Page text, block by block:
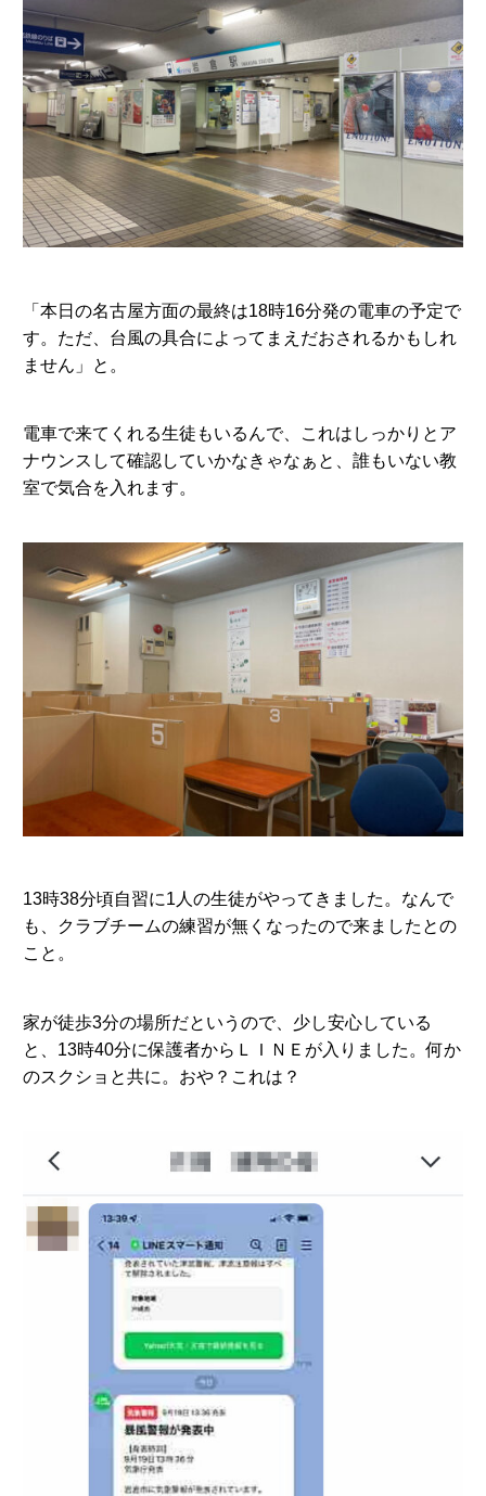
「本日の名古屋方面の最終は18時16分発の電車の予定で
す。ただ、台風の具合によってまえだおされるかもしれ
ません」と。
電車で来てくれる生徒もいるんで、これはしっかりとア
ナウンスして確認していかなきゃなぁと、誰もいない教
室で気合を入れます。
13時38分頃自習に1人の生徒がやってきました。なんで
も、クラブチームの練習が無くなったので来ましたとの
こと。
家が徒歩3分の場所だというので、少し安心している
と、13時40分に保護者からＬＩＮＥが入りました。何か
のスクショと共に。おや？これは？